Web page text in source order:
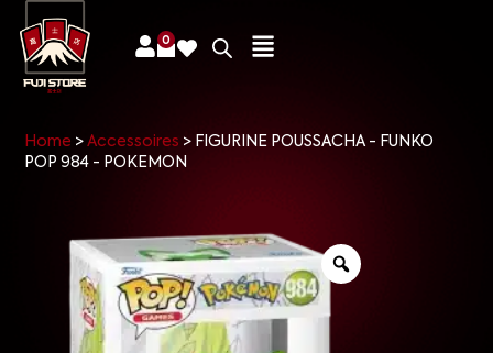
0
Home >Accessoires > FIGURINE POUSSACHA - FUNKO
POP 984 - POKEMON